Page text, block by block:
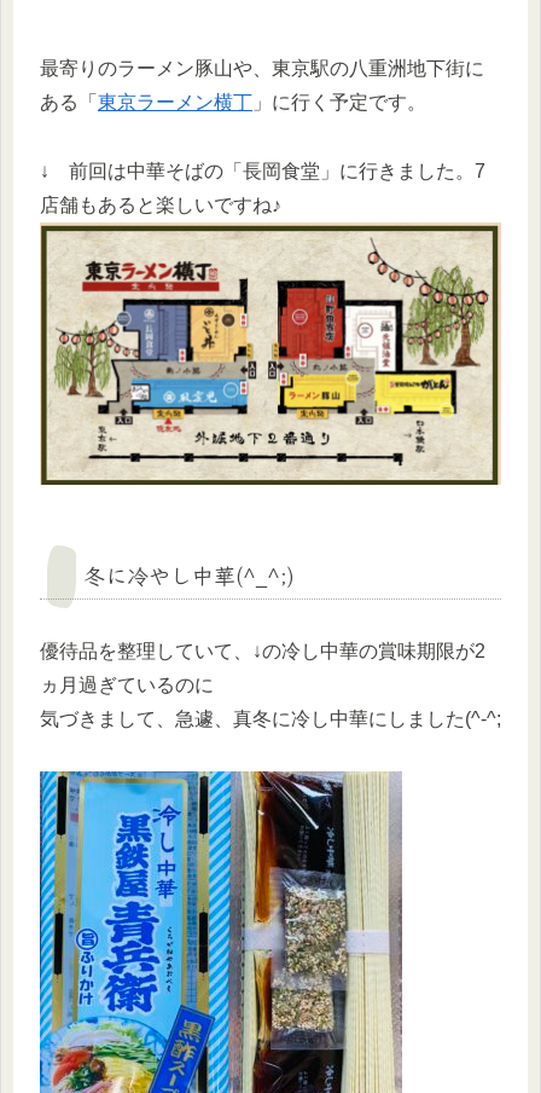
最寄りのラーメン豚山や、東京駅の八重洲地下街に
ある「 東京ラーメン横丁 」に行く予定です。
↓ 前回は中華そばの「長岡食堂」に行きました。7
店舗もあると楽しいですね♪
冬に冷やし中華(^_^;)
優待品を整理していて、↓の冷し中華の賞味期限が2
ヵ月過ぎているのに
気づきまして、急遽、真冬に冷し中華にしました(^-^;